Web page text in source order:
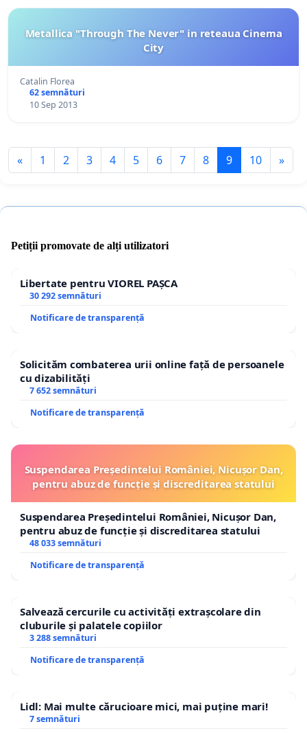
Metallica "Through The Never" in reteaua Cinema
City
Catalin Florea
62 semnături
10 Sep 2013
« 1 2 3 4 5 6 7 8 9 10 »
Petiții promovate de alți utilizatori
Libertate pentru VIOREL PAȘCA
30 292 semnături
Notificare de transparență
Solicităm combaterea urii online față de persoanele
cu dizabilități
7 652 semnături
Notificare de transparență
Suspendarea Președintelui României, Nicușor Dan,
pentru abuz de funcție și discreditarea statului
Suspendarea Președintelui României, Nicușor Dan,
pentru abuz de funcție și discreditarea statului
48 033 semnături
Notificare de transparență
Salvează cercurile cu activități extrașcolare din
cluburile și palatele copiilor
3 288 semnături
Notificare de transparență
Lidl: Mai multe cărucioare mici, mai puține mari!
7 semnături